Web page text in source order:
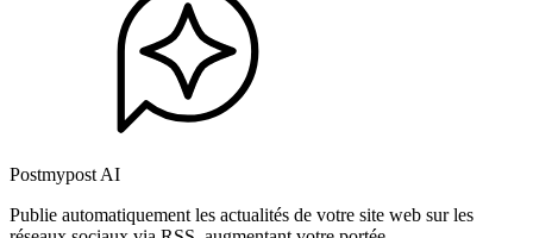
Postmypost AI
Publie automatiquement les actualités de votre site web sur les